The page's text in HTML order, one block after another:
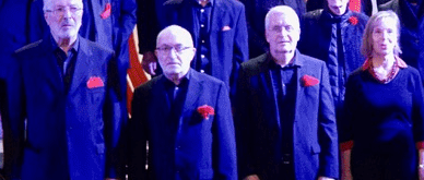
Images de la page d'accueil
Cliquez pour éditer